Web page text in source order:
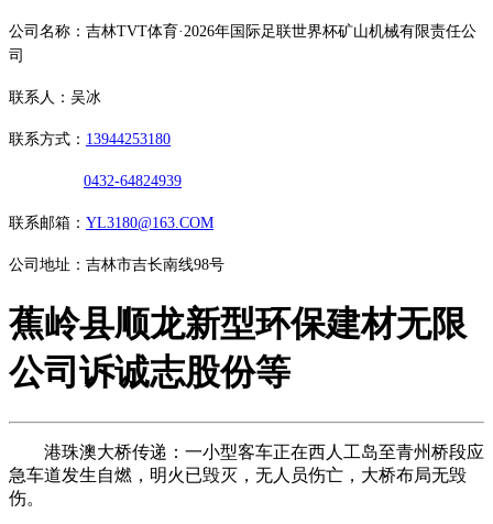
公司名称：吉林TVT体育·2026年国际足联世界杯矿山机械有限责任公
司
联系人：吴冰
联系方式： 13944253180
0432-64824939
联系邮箱： YL3180@163.COM
公司地址：吉林市吉长南线98号
蕉岭县顺龙新型环保建材无限
公司诉诚志股份等
港珠澳大桥传递：一小型客车正在西人工岛至青州桥段应
急车道发生自燃，明火已毁灭，无人员伤亡，大桥布局无毁
伤。